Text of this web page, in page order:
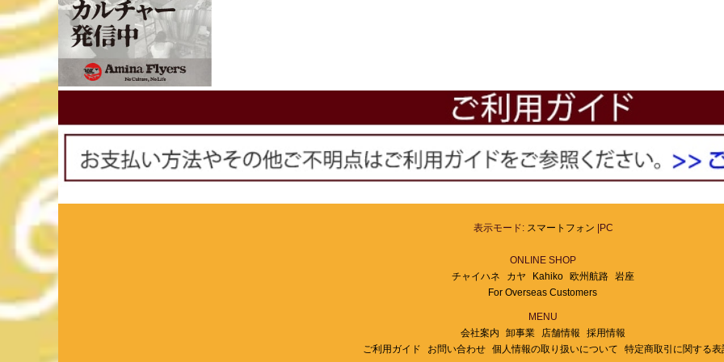
表示モード: スマートフォン |PC
ONLINE SHOP
チャイハネ
カヤ Kahiko 欧州航路
岩座
For Overseas Customers
MENU
会社案内
卸事業 店舗情報
採用情報
ご利用ガイド
お問い合わせ 個人情報の取り扱いについて 特定商取引に関する表